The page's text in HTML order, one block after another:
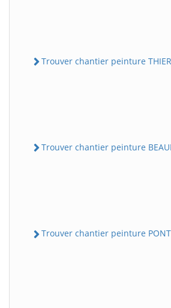
Trouver chantier peinture
Trouver chantier peinture
Trouver chantier peinture